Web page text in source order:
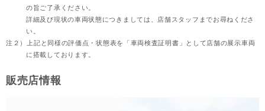
の旨ご了承ください。
詳細及び現状の車両状態につきましては、店舗スタッフまでお尋ねくださ
い。
注２）
上記と同様の評価点・状態表を「車両検査証明書」として店舗の展示車両
に搭載しております。
販売店情報